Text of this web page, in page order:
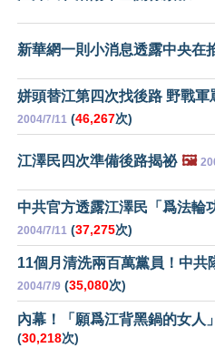
新華網一則小消息透露中央在
姘頭替江第四次找後路 野戰
2004/7/11 (46,267次)
江澤民四次準備後路揭祕 🖼️
中共官方透露江澤民「爲法輪
2004/7/11 (37,275次)
11個月清洗兩百萬黨員！中共
2004/7/9 (35,080次)
內幕！「願爲江背黑鍋的女人
(30,218次)